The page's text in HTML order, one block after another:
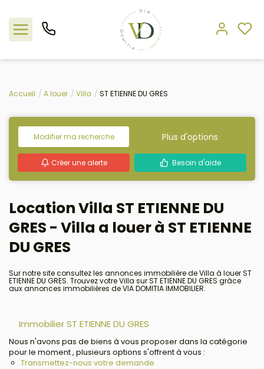
Nos offres
L'agence
Rejoindre le groupement
Estimation
Avis clients
Accueil A louer Villa ST ETIENNE DU GRES
Modifier ma recherche Plus d'options
Créer une alerte Besoin d'aide
Location Villa ST ETIENNE DU
GRES - Villa a louer à ST ETIENNE
DU GRES
Sur notre site consultez les annonces immobilière de Villa à louer ST
ETIENNE DU GRES. Trouvez votre Villa sur ST ETIENNE DU GRES grâce
aux annonces immobilières de VIA DOMITIA IMMOBILIER.
Immobilier ST ETIENNE DU GRES
Nous n'avons pas de biens à vous proposer dans la catégorie
pour le moment , plusieurs options s'offrent à vous :
Transmettez-nous votre demande